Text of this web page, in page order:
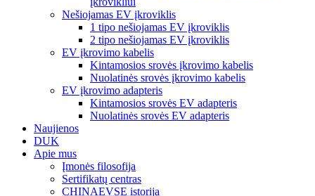
Nešiojamas EV įkroviklis
1 tipo nešiojamas EV įkroviklis
2 tipo nešiojamas EV įkroviklis
EV įkrovimo kabelis
Kintamosios srovės įkrovimo kabelis
Nuolatinės srovės įkrovimo kabelis
EV įkrovimo adapteris
Kintamosios srovės EV adapteris
Nuolatinės srovės EV adapteris
Naujienos
DUK
Apie mus
Įmonės filosofija
Sertifikatų centras
CHINAEVSE istorija